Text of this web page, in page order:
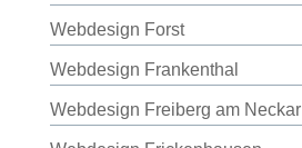
Webdesign Forst
Webdesign Frankenthal
Webdesign Freiberg am Neckar